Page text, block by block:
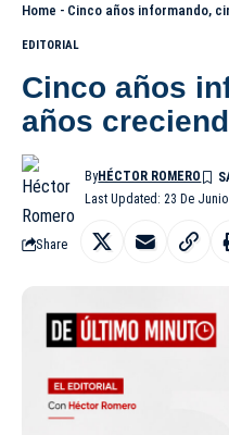
Home - Cinco años informando,
EDITORIAL
Cinco años
años
Last Updated: 23 De Junio
ByHÉCTOR ROMERO
Share